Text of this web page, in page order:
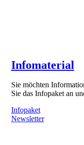
Infomaterial
Sie möchten
Sie das Infopaket an
Infopaket
Newsletter